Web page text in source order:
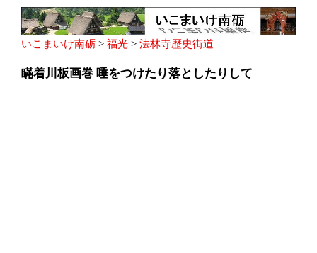
いこまいけ南砺 > 福光 > 法林寺歴史街道
瞞着川板画巻 唾をつけたり落としたりして